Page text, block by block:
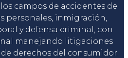
campos de accidentes de
personales, inmigración,
y defensa criminal, con
manejando litigaciones
derechos del consumidor.